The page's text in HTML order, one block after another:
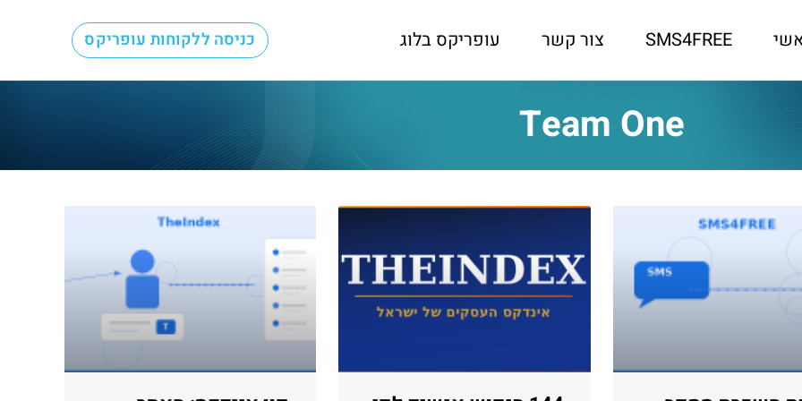
SMS4FREE צור קשר עופריקס בלוג כניסה ללקוחות עופריקס
Team One